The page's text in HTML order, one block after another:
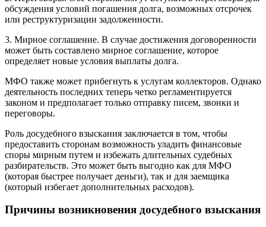
обсуждения условий погашения долга, возможных отсрочек
или реструктуризации задолженности.
3. Мирное соглашение. В случае достижения договоренности
может быть составлено мирное соглашение, которое
определяет новые условия выплаты долга.
МФО также может прибегнуть к услугам коллекторов. Однако
деятельность последних теперь четко регламентируется
законом и предполагает только отправку писем, звонки и
переговоры.
Роль досудебного взыскания заключается в том, чтобы
предоставить сторонам возможность уладить финансовые
споры мирным путем и избежать длительных судебных
разбирательств. Это может быть выгодно как для МФО
(которая быстрее получает деньги), так и для заемщика
(который избегает дополнительных расходов).
Причины возникновения досудебного взыскания